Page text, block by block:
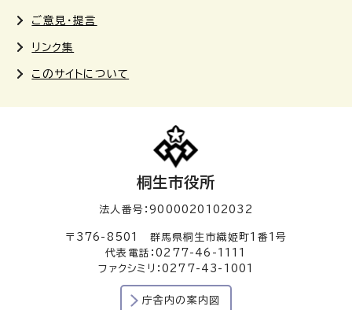
ご意見・提言
リンク集
このサイトについて
桐生市役所
法人番号：9000020102032
〒376-8501 群馬県桐生市織姫町1番1号
代表電話：0277-46-1111
ファクシミリ：0277-43-1001
庁舎内の案内図